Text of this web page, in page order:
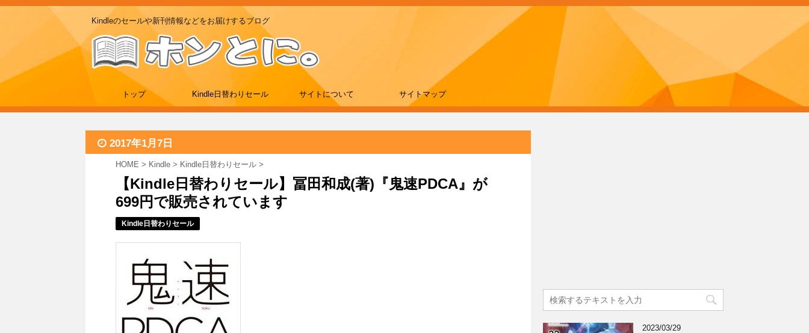
Kindleのセールや新刊情報などをお届けするブログ
トップ Kindle日替わりセール サイトについて サイトマップ
2017年1月7日
HOME > Kindle > Kindle日替わりセール >
【Kindle日替わりセール】冨田和成(著)『鬼速PDCA』が
699円で販売されています
Kindle日替わりセール
2023/03/29